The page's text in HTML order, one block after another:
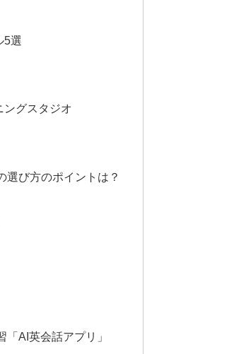
5選
ングスタジオ
選び方のポイントは？
AI英会話アプリ」